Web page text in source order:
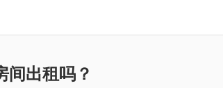
出租吗？